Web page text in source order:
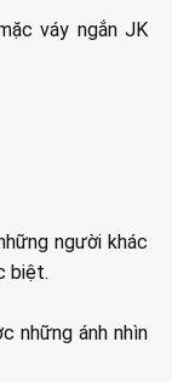
váy ngắn JK
người khác
biệt.
những ánh nhìn